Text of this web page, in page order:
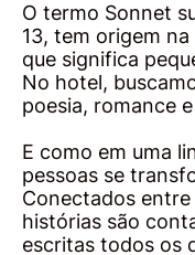
O termo Sonnet
13, tem origem
que significa
No hotel,
poesia, romance
E como em uma
pessoas se
Conectados
histórias são
escritas todos os